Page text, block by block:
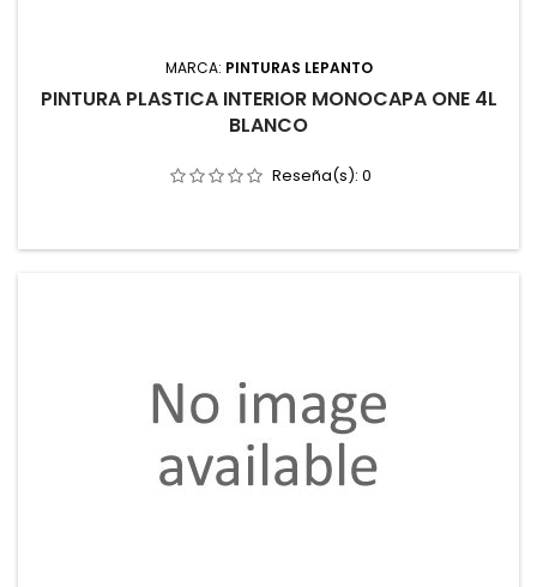
MARCA: PINTURAS LEPANTO
PINTURA PLASTICA INTERIOR MONOCAPA ONE 4L
BLANCO
Reseña(s): 0